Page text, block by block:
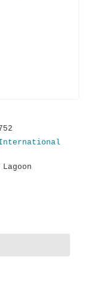
International